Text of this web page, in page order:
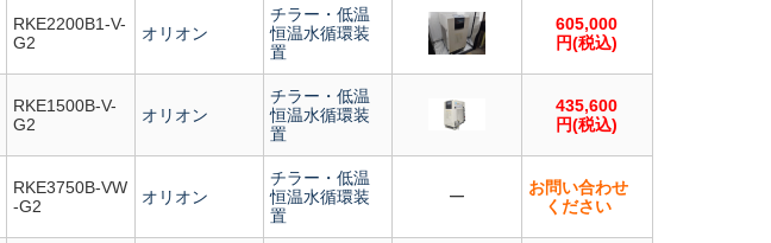
RKE2200B1-V-
G2
オリオン
チラー・低温
恒温水循環装
置
605,000
円(税込)
RKE1500B-V-
G2
オリオン
チラー・低温
恒温水循環装
置
435,600
円(税込)
RKE3750B-VW
-G2
オリオン
チラー・低温
恒温水循環装
置
お問い合わせ
ください